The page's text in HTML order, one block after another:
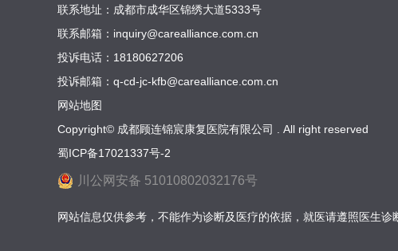
联系地址：成都市成华区锦绣大道5333号
联系邮箱：inquiry@carealliance.com.cn
投诉电话：18180627206
投诉邮箱：q-cd-jc-kfb@carealliance.com.cn
网站地图
Copyright© 成都顾连锦宸康复医院有限公司 . All right reserved
蜀ICP备17021337号-2
川公网安备 51010802032176号
网站信息仅供参考，不能作为诊断及医疗的依据，就医请遵照医生诊